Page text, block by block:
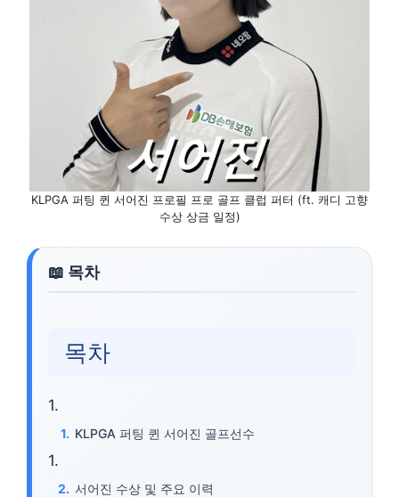
KLPGA 퍼팅 퀸 서어진 프로필 프로 골프 클럽 퍼터 (ft. 캐디 고향
수상 상금 일정)
목차
KLPGA 퍼팅 퀸 서어진 골프선수
서어진 수상 및 주요 이력